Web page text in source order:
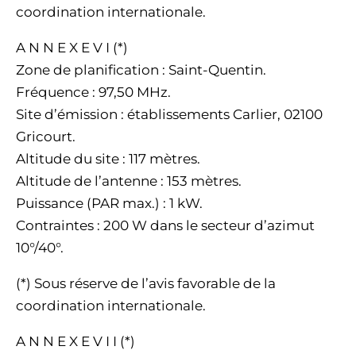
coordination internationale.
A N N E X E V I (*)
Zone de planification : Saint-Quentin.
Fréquence : 97,50 MHz.
Site d’émission : établissements Carlier, 02100
Gricourt.
Altitude du site : 117 mètres.
Altitude de l’antenne : 153 mètres.
Puissance (PAR max.) : 1 kW.
Contraintes : 200 W dans le secteur d’azimut
10°/40°.
(*) Sous réserve de l’avis favorable de la
coordination internationale.
A N N E X E V I I (*)